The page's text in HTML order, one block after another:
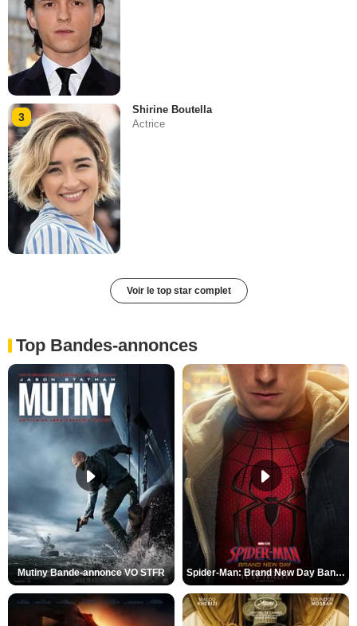
3
Shirine Boutella
Actrice
Voir le top star complet
Top Bandes-annonces
Mutiny Bande-annonce VO STFR Spider-Man: Brand New Day Bande-annonce VO STFR